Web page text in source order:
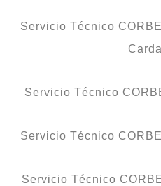
Servicio Técnico
Servicio Técnico
Servicio Técnico
Servicio Técnico